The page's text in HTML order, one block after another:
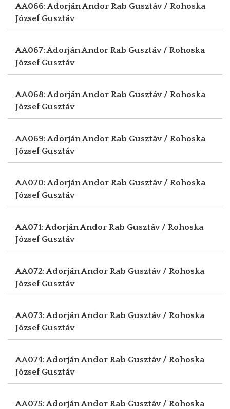
AA066: Adorján Andor Rab Gusztáv / Rohoska
József Gusztáv
AA067: Adorján Andor Rab Gusztáv / Rohoska
József Gusztáv
AA068: Adorján Andor Rab Gusztáv / Rohoska
József Gusztáv
AA069: Adorján Andor Rab Gusztáv / Rohoska
József Gusztáv
AA070: Adorján Andor Rab Gusztáv / Rohoska
József Gusztáv
AA071: Adorján Andor Rab Gusztáv / Rohoska
József Gusztáv
AA072: Adorján Andor Rab Gusztáv / Rohoska
József Gusztáv
AA073: Adorján Andor Rab Gusztáv / Rohoska
József Gusztáv
AA074: Adorján Andor Rab Gusztáv / Rohoska
József Gusztáv
AA075: Adorján Andor Rab Gusztáv / Rohoska